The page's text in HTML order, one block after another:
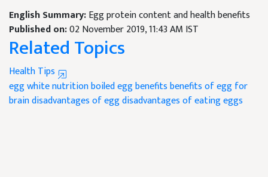
English Summary:Egg protein content and health benefits
Published on:02 November 2019, 11:43 AM IST
Related Topics
Health Tips
egg white nutritionboiled egg benefitsbenefits of egg for
braindisadvantages of eggdisadvantages of eating eggs